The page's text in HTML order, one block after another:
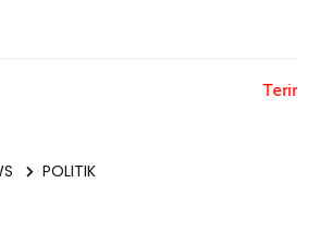
Terima kasih kepada
POLITIK